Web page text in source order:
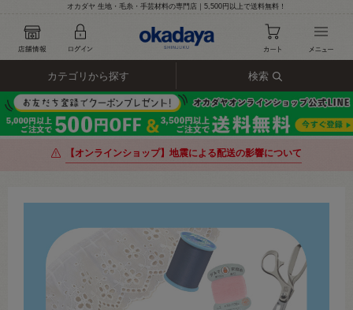
オカダヤ 生地・毛糸・手芸材料の専門店｜5,500円以上で送料無料！
カテゴリから探す 検索
【オンラインショップ】地震による配送の影響について